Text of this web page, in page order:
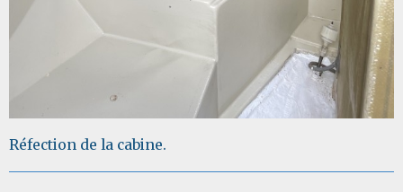
Réfection de la cabine.